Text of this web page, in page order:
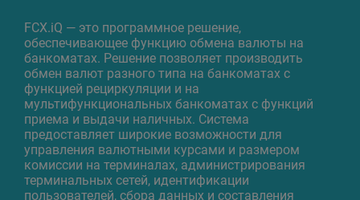
FCX.iQ — это программное решение,
обеспечивающее функцию обмена валюты на
банкоматах. Решение позволяет производить
обмен валют разного типа на банкоматах с
функцией рециркуляции и на
мультифункциональных банкоматах с функций
приема и выдачи наличных. Система
предоставляет широкие возможности для
управления валютными курсами и размером
комиссии на терминалах, администрирования
терминальных сетей, идентификации
пользователей, сбора данных и составления